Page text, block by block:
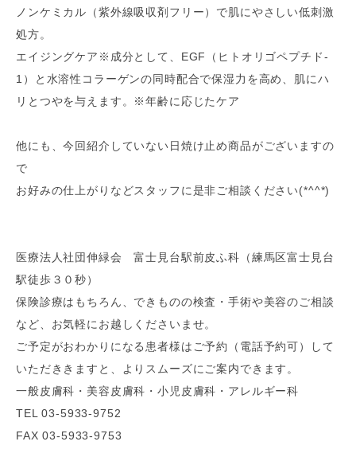
ノンケミカル（紫外線吸収剤フリー）で肌にやさしい低刺激
処方。
エイジングケア※成分として、EGF（ヒトオリゴペプチド-
1）と水溶性コラーゲンの同時配合で保湿力を高め、肌にハ
リとつやを与えます。※年齢に応じたケア
他にも、今回紹介していない日焼け止め商品がございますの
で
お好みの仕上がりなどスタッフに是非ご相談ください(*^^*)
医療法人社団伸緑会 富士見台駅前皮ふ科（練馬区富士見台
駅徒歩３０秒）
保険診療はもちろん、できものの検査・手術や美容のご相談
など、お気軽にお越しくださいませ。
ご予定がおわかりになる患者様はご予約（電話予約可）して
いただききますと、よりスムーズにご案内できます。
一般皮膚科・美容皮膚科・小児皮膚科・アレルギー科
TEL 03-5933-9752
FAX 03-5933-9753